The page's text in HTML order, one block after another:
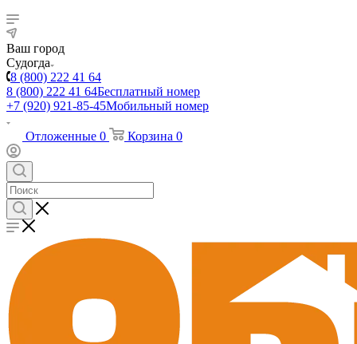
Ваш город
Судогда
8 (800) 222 41 64
8 (800) 222 41 64Бесплатный номер
+7 (920) 921-85-45Мобильный номер
Отложенные 0 Корзина 0